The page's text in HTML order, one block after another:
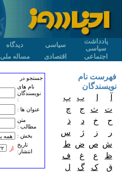
یادداشت
سیاسی
سیاسی دیدگاه
اجتماعی
اقتصادی مساله ملی
جستجو در
نام های
نویسندگان
:
عنوان ها :
متن
مطالب :
بخش :
تاريخ
انتشار:
از
فهرست نام
نویسندگان
ب
پ
ت
ث ج
چ
ح
خ د
ذ
ر
ز ژ
س
ش ص ض ط
ظ
ع غ
ف
ق
ک گ
ل